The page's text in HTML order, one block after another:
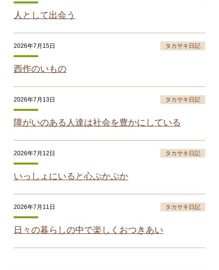
人として出会う
2026年7月15日 タカサキ日記
西作のいもの
2026年7月13日 タカサキ日記
障がいのある人達は社会を豊かにしている
2026年7月12日 タカサキ日記
いっしょにいると心ぷかぷか
2026年7月11日 タカサキ日記
日々の暮らしの中で楽しくおつきあい